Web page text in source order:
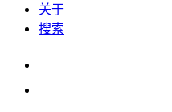
关于
搜索